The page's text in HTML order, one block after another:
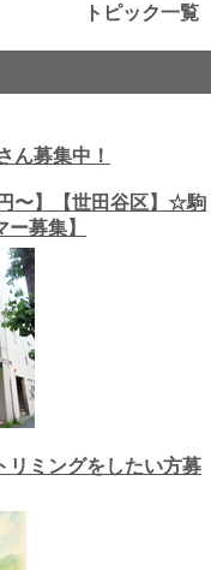
トピック一覧
〜】【世田谷区】☆駒
募集】
リミングをしたい方募